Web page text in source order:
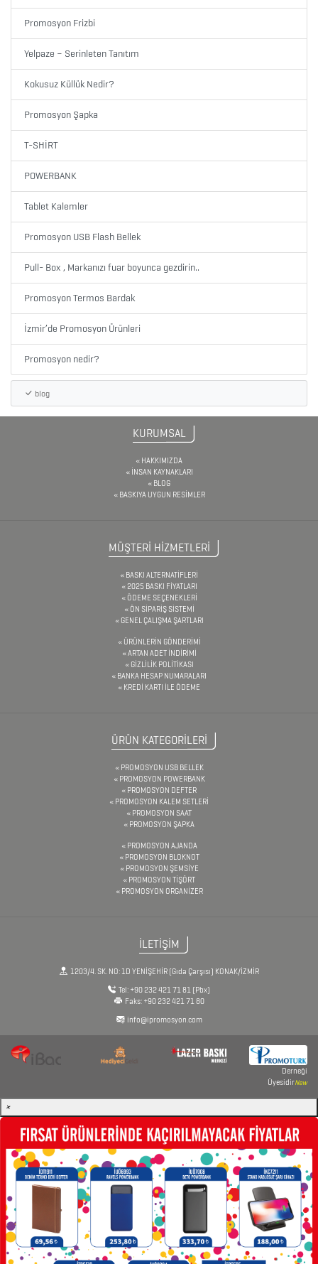
BLOKNOTLAR
ÇAKI
TORNAVİDA
SETİ
ÇAKMAKLAR
CAM
MATARA
&
KARAF
ÇANTALAR
DEFTER
&
TARİHSİZ
AJANDA
KALEMLER
KARTVİZİTLİKLER
KİBRİTLER
KIRTASİYE
KÜP
BLOKNOTLAR
MAGNETLER
Promosyon Frizbi
Yelpaze – Serinleten Tanıtım
Kokusuz Küllük Nedir?
Promosyon Şapka
T-SHİRT
POWERBANK
Tablet Kalemler
Promosyon USB Flash Bellek
Pull- Box , Markanızı fuar boyunca gezdirin..
Promosyon Termos Bardak
İzmir’de Promosyon Ürünleri
Promosyon nedir?
blog
KURUMSAL
HAKKIMIZDA
İNSAN KAYNAKLARI
BLOG
BASKIYA UYGUN RESİMLER
MÜŞTERİ HİZMETLERİ
BASKI ALTERNATİFLERİ
2025 BASKI FİYATLARI
ÖDEME SEÇENEKLERİ
ÖN SİPARİŞ SİSTEMİ
GENEL ÇALIŞMA ŞARTLARI
ÜRÜNLERİN GÖNDERİMİ
ARTAN ADET İNDİRİMİ
GİZLİLİK POLİTİKASI
BANKA HESAP NUMARALARI
KREDİ KARTI İLE ÖDEME
ÜRÜN KATEGORİLERİ
PROMOSYON USB BELLEK
PROMOSYON POWERBANK
PROMOSYON DEFTER
PROMOSYON KALEM SETLERİ
PROMOSYON SAAT
PROMOSYON ŞAPKA
PROMOSYON AJANDA
PROMOSYON BLOKNOT
PROMOSYON ŞEMSİYE
PROMOSYON TİŞÖRT
PROMOSYON ORGANİZER
İLETİŞİM
1203/4. SK. NO: 1D YENİŞEHİR (Gıda Çarşısı) KONAK/İZMİR
Tel: +90 232 421 71 81 (Pbx)
Faks: +90 232 421 71 80
info@ipromosyon.com
Derneği
ÜyesidirNew
×